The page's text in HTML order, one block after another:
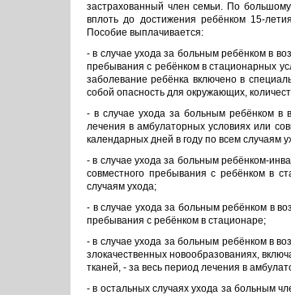
застрахованный член семьи. По
вплоть до достижения ребёнком 15-
Пособие выплачивается:
- в случае ухода за больным ребёнком в
пребывания с ребёнком в стационарных
заболевание ребёнка включено в
собой опасность для окружающих,
- в случае ухода за больным ребёнком
лечения в амбулаторных условиях или
календарных дней в году по всем случаям
- в случае ухода за больным ребёнком-
совместного пребывания с ребёнком в
случаям ухода;
- в случае ухода за больным ребёнком в
пребывания с ребёнком в стационаре;
- в случае ухода за больным ребёнком в
злокачественных новообразованиях,
тканей, - за весь период лечения в
- в остальных случаях ухода за больным